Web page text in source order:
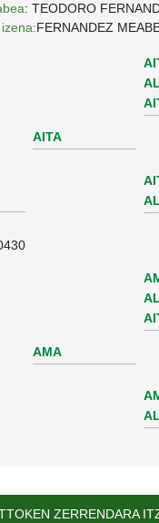
: TEODORO
FERNANDEZ
AITA
AMA
ZERRENDARA